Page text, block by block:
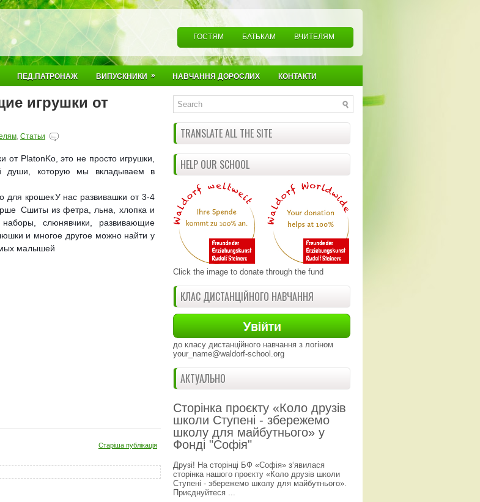
ГОСТЯМ БАТЬКАМ ВЧИТЕЛЯМ
ПЕД.ПАТРОНАЖ ВИПУСКНИКИ » НАВЧАННЯ ДОРОСЛИХ КОНТАКТИ
игрушки от
, Статьи
от PlatonKo, это не просто игрушки,
души, которую мы вкладываем в
для крошекУ нас развивашки от 3-4
Сшиты из фетра, льна, хлопка и
слюнявчики, развивающие
и многое другое можно найти у
малышей
Старіша публікація
TRANSLATE ALL THE SITE
HELP OUR SCHOOL
Click the image to donate through the fund
КЛАС ДИСТАНЦІЙНОГО НАВЧАННЯ
до класу дистанційного навчання з логіном
your_name@waldorf-school.org
АКТУАЛЬНО
Сторінка проєкту «Коло друзів
школи Ступені - збережемо
школу для майбутнього» у
Фонді "Софія"
Друзі! На сторінці БФ «Софія» з‘явилася
сторінка нашого проєкту «Коло друзів школи
Ступені - збережемо школу для майбутнього».
Приєднуйтеся ...